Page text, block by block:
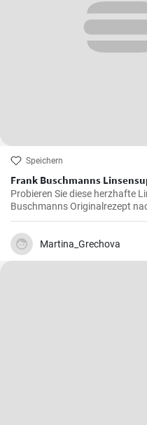
Speichern
Frank Buschmanns
Probieren Sie diese herzhafte
Buschmanns Originalrezept
Starkochs wird mit Linsen,
Gemüsesorten zubereitet und
Ein herzhaftes Familien Essen !
Martina_Grechova